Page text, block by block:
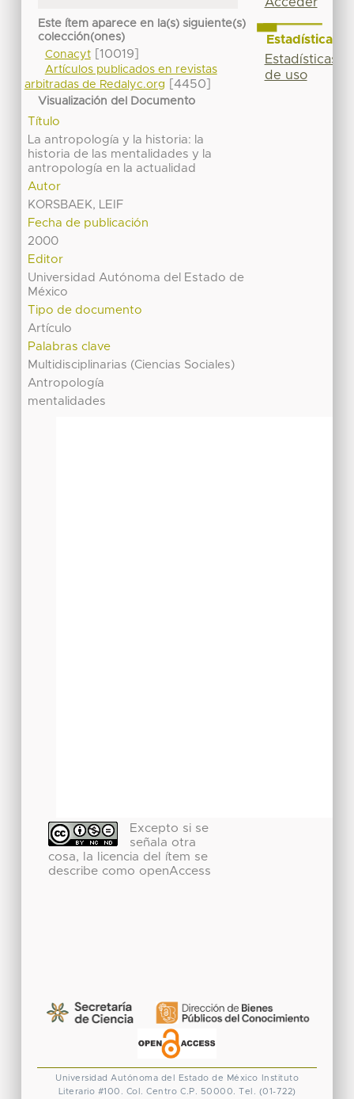
Este ítem aparece en la(s) siguiente(s)
colección(ones)
Conacyt[10019]
Artículos publicados en revistas
arbitradas de Redalyc.org
[4450]
Visualización del Documento
Título
La antropología y la historia: la
historia de las mentalidades y la
antropología en la actualidad
Autor
KORSBAEK, LEIF
Fecha de publicación
2000
Editor
Universidad Autónoma del Estado de
México
Tipo de documento
Artículo
Palabras clave
Multidisciplinarias (Ciencias Sociales)
Antropología
mentalidades
Excepto si se
señala otra
cosa, la licencia del ítem se
describe como openAccess
Estadísticas
Estadísticas
de uso
Universidad Autónoma del Estado de México
Instituto
Literario #100. Col. Centro C.P. 50000. Tel. (01-722)